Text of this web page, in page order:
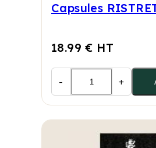
Capsules
18.99 € HT
- +